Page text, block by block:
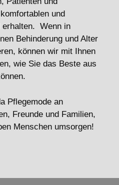
und
erhalten. Wenn in
Behinderung und Alter
können wir mit Ihnen
wie Sie das Beste aus
Pflegemode an
Freunde und Familien,
Menschen umsorgen!